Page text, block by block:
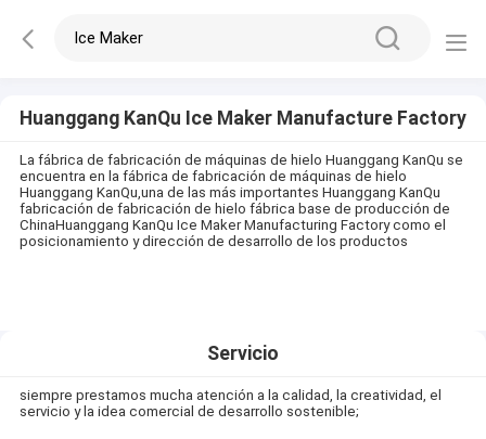
Huanggang KanQu Ice Maker Manufacture Factory
La fábrica de fabricación de máquinas de hielo Huanggang KanQu se
encuentra en la fábrica de fabricación de máquinas de hielo
Huanggang KanQu,una de las más importantes Huanggang KanQu
fabricación de fabricación de hielo fábrica base de producción de
ChinaHuanggang KanQu Ice Maker Manufacturing Factory como el
posicionamiento y dirección de desarrollo de los productos
Servicio
siempre prestamos mucha atención a la calidad, la creatividad, el
servicio y la idea comercial de desarrollo sostenible;